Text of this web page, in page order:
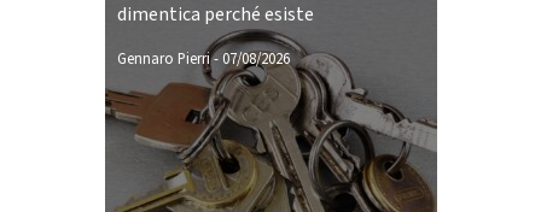
dimentica perché esiste
Gennaro Pierri- 07/08/2026